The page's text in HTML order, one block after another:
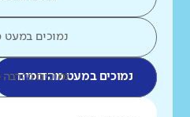
נמוכים במעט
נמוכים במעט מהדומים
נמוכים